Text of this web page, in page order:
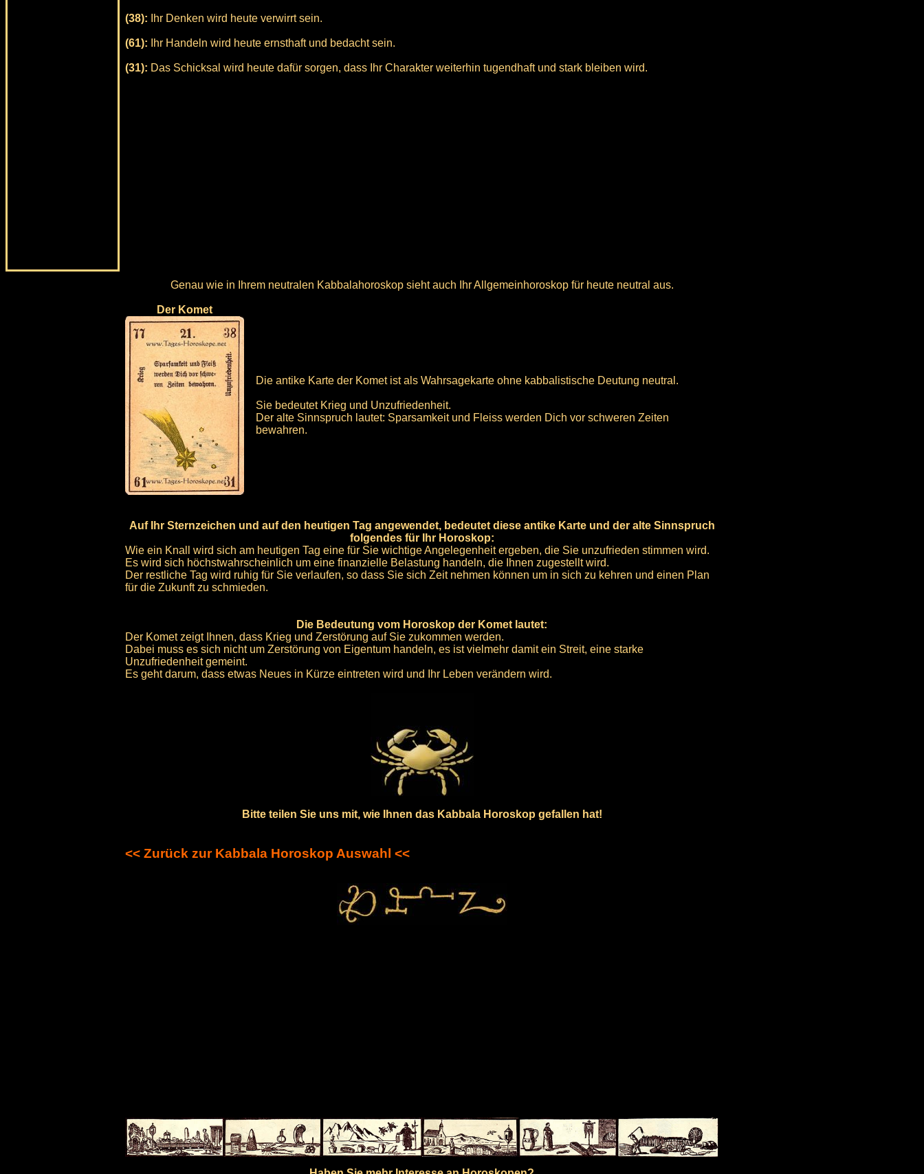
(38): Ihr Denken wird heute verwirrt sein.
(61): Ihr Handeln wird heute ernsthaft und bedacht sein.
(31): Das Schicksal wird heute dafür sorgen, dass Ihr Charakter weiterhin tugendhaft und stark bleiben wird.
Genau wie in Ihrem neutralen Kabbalahoroskop sieht auch Ihr Allgemeinhoroskop für heute neutral aus.
Der Komet
Die antike Karte der Komet ist als Wahrsagekarte ohne kabbalistische Deutung neutral.
Sie bedeutet Krieg und Unzufriedenheit.
Der alte Sinnspruch lautet: Sparsamkeit und Fleiss werden Dich vor schweren Zeiten
bewahren.
Auf Ihr Sternzeichen und auf den heutigen Tag angewendet, bedeutet diese antike Karte und der alte Sinnspruch
folgendes für Ihr Horoskop:
Wie ein Knall wird sich am heutigen Tag eine für Sie wichtige Angelegenheit ergeben, die Sie unzufrieden stimmen wird.
Es wird sich höchstwahrscheinlich um eine finanzielle Belastung handeln, die Ihnen zugestellt wird.
Der restliche Tag wird ruhig für Sie verlaufen, so dass Sie sich Zeit nehmen können um in sich zu kehren und einen Plan
für die Zukunft zu schmieden.
Die Bedeutung vom Horoskop der Komet lautet:
Der Komet zeigt Ihnen, dass Krieg und Zerstörung auf Sie zukommen werden.
Dabei muss es sich nicht um Zerstörung von Eigentum handeln, es ist vielmehr damit ein Streit, eine starke
Unzufriedenheit gemeint.
Es geht darum, dass etwas Neues in Kürze eintreten wird und Ihr Leben verändern wird.
Bitte teilen Sie uns mit, wie Ihnen das Kabbala Horoskop gefallen hat!
<< Zurück zur Kabbala Horoskop Auswahl <<